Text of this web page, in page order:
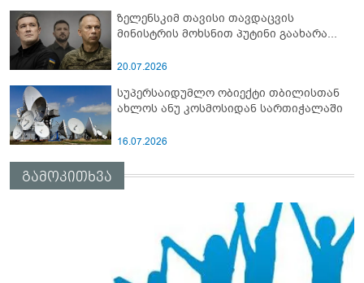
ზელენსკიმ თავისი თავდაცვის
მინისტრის მოხსნით პუტინი გაახარა...
20.07.2026
სუპერსაიდუმლო ობიექტი თბილისთან
ახლოს ანუ კოსმოსიდან სართიჭალაში
16.07.2026
გამოკითხვა